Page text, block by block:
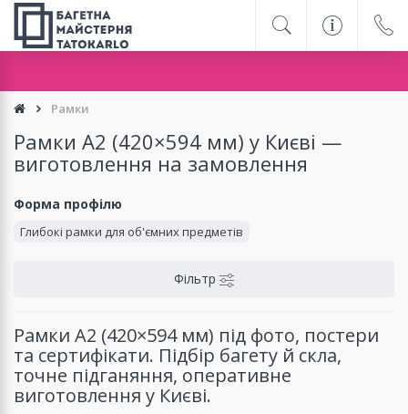
Новою поштою лише по повній або
Рамки
Рамки A2 (420×594 мм) у Києві —
виготовлення на замовлення
Форма профілю
Глибокі рамки для об'ємних предметів
Фільтр
Рамки A2 (420×594 мм) під фото, постери
та сертифікати. Підбір багету й скла,
точне підганяння, оперативне
виготовлення у Києві.